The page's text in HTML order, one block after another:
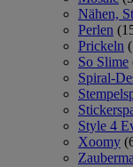
Nähen,
Perlen
Prickeln
So Slime
Spiral-
Style 4
Xoomy